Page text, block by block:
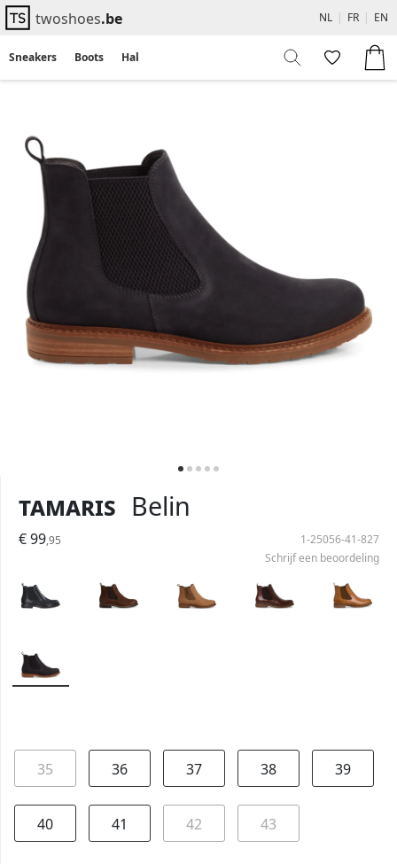
twoshoes.be NL | FR | EN
Sneakers Boots Hakken
Tamaris Belin
€ 99,95
1-25056-41-827
Schrijf een beoordeling
35 36 37 38 39
40 41 42 43